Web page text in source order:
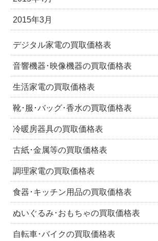
2015年3月
デジタル家電の買取価格表
音響機器･映像機器の買取価格表
生活家電の買取価格表
靴･服･バッグ･香水の買取価格表
冷暖房器具の買取価格表
古紙･金属等の買取価格表
調理家電の買取価格表
食器･キッチン用品の買取価格表
ぬいぐるみ･おもちゃの買取価格表
自転車･バイクの買取価格表